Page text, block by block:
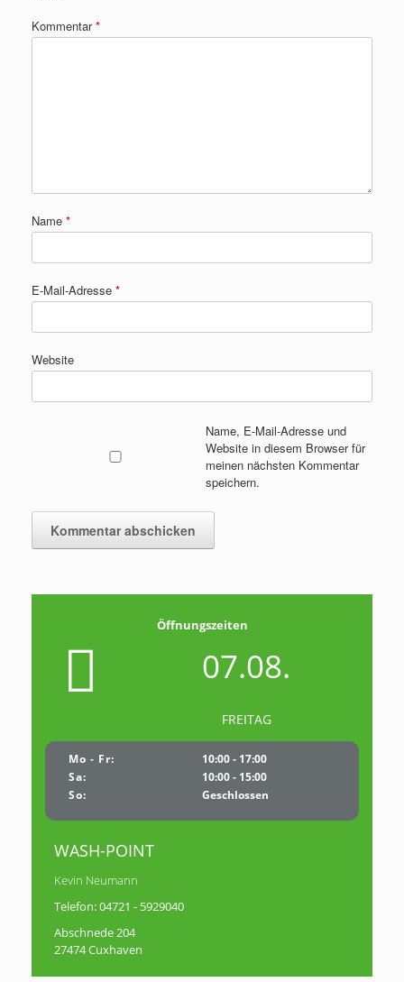
Kommentar*
Name *
E-Mail-Adresse *
Website
Name, E-Mail-Adresse und
Website in diesem Browser für
meinen nächsten Kommentar
speichern.
Öffnungszeiten
07.08.
FREITAG
Mo - Fr:
10:00 - 17:00
Sa:
10:00 - 15:00
So:
Geschlossen
WASH-POINT
Kevin Neumann
Telefon:04721 - 5929040
Abschnede 204
27474 Cuxhaven